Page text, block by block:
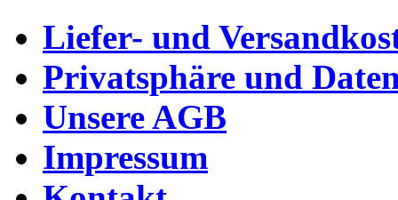
Liefer- und
Privatsphäre und
Unsere AGB
Impressum